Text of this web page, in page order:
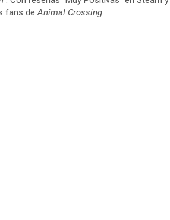
fans deAnimal Crossing.